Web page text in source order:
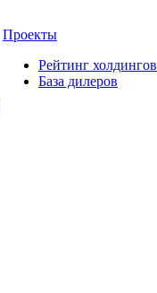
Проекты
Рейтинг холдингов
База дилеров